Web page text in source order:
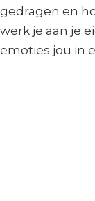
gedragen en
werk je aan je
emoties jou in